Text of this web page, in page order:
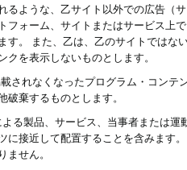
るような、乙サイト以外での広告（
フォーム、サイトまたはサービス上
す。 また、乙は、乙のサイトでは
クを表示しないものとします。
されなくなったプログラム・コン
棄するものとします。
る製品、サービス、当事者または
に接近して配置することを含みます
ません。